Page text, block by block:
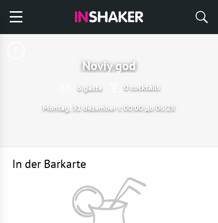
Noviy god
6 gäste 0 cocktails
Montag, 31 dezember с 00:00 до 06:28
In der Barkarte